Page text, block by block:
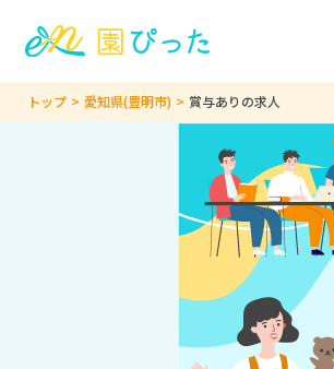
トップ 愛知県(豊明市) 賞与ありの求人